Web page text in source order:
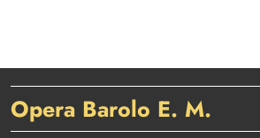
Opera Barolo E. M.